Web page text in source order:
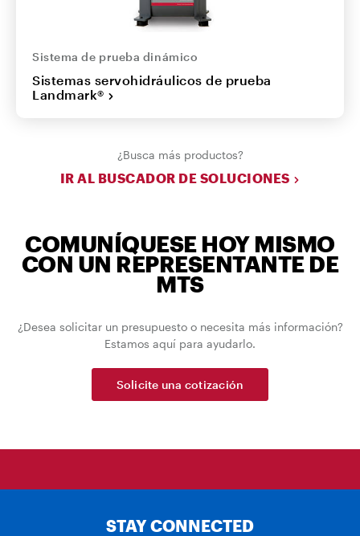
Sistema de prueba dinámico
Sistemas servohidráulicos de prueba
Landmark®
¿Busca más productos?
IR AL BUSCADOR DE SOLUCIONES
COMUNÍQUESE HOY MISMO
CON UN REPRESENTANTE DE
MTS
¿Desea solicitar un presupuesto o necesita más información?
Estamos aquí para ayudarlo.
Solicite una cotización
STAY CONNECTED